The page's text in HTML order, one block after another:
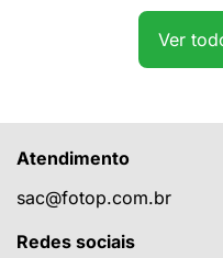
Ver
Atendimento
sac@fotop.com.br
Redes sociais